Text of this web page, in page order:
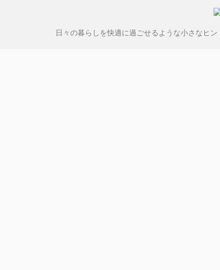
日々の暮らしを快適に過ごせるような小さなヒ